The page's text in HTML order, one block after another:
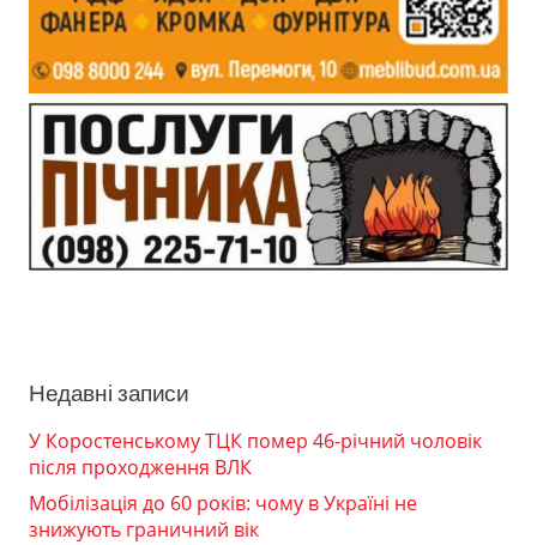
Недавні записи
У Коростенському ТЦК помер 46-річний чоловік
після проходження ВЛК
Мобілізація до 60 років: чому в Україні не
знижують граничний вік